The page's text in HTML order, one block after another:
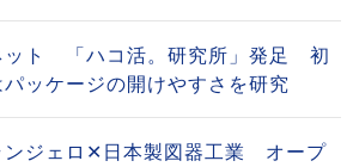
ット 「ハコ活。研究所」発足 初
ッケージの開けやすさを研究
ンジェロ✕日本製図器工業 オープ